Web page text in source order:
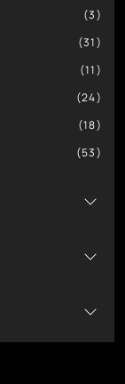
3
31
11
24
18
53
1
2
138